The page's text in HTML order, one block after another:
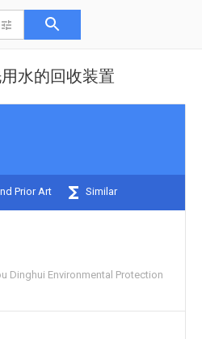
水的回收装置
Prior Art Similar
Dinghui Environmental Protection